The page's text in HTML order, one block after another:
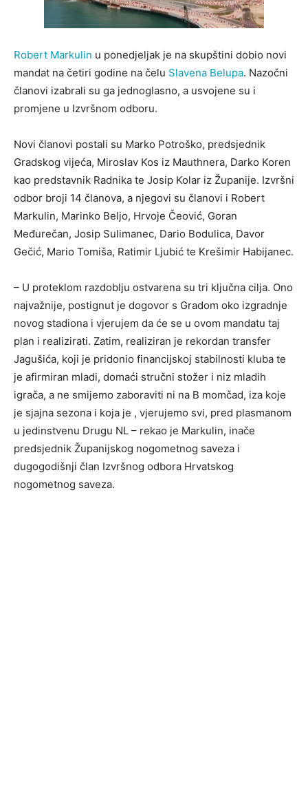
Robert Markulin u ponedjeljak je na skupštini dobio novi
mandat na četiri godine na čelu Slavena Belupa. Nazočni
članovi izabrali su ga jednoglasno, a usvojene su i
promjene u Izvršnom odboru.
Novi članovi postali su Marko Potroško, predsjednik
Gradskog vijeća, Miroslav Kos iz Mauthnera, Darko Koren
kao predstavnik Radnika te Josip Kolar iz Županije. Izvršni
odbor broji 14 članova, a njegovi su članovi i Robert
Markulin, Marinko Beljo, Hrvoje Čeović, Goran
Međurečan, Josip Sulimanec, Dario Bodulica, Davor
Gečić, Mario Tomiša, Ratimir Ljubić te Krešimir Habijanec.
– U proteklom razdoblju ostvarena su tri ključna cilja. Ono
najvažnije, postignut je dogovor s Gradom oko izgradnje
novog stadiona i vjerujem da će se u ovom mandatu taj
plan i realizirati. Zatim, realiziran je rekordan transfer
Jagušića, koji je pridonio financijskoj stabilnosti kluba te
je afirmiran mladi, domaći stručni stožer i niz mladih
igrača, a ne smijemo zaboraviti ni na B momčad, iza koje
je sjajna sezona i koja je , vjerujemo svi, pred plasmanom
u jedinstvenu Drugu NL – rekao je Markulin, inače
predsjednik Županijskog nogometnog saveza i
dugogodišnji član Izvršnog odbora Hrvatskog
nogometnog saveza.